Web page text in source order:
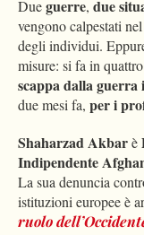
Dueguerre, due
vengono calpestati
degli individui.
misure: si fa in
scappa dalla
due mesi fa, per i
Shaharzad Akbarè
Indipendente
La sua denuncia
istituzioni europee è
ruolo